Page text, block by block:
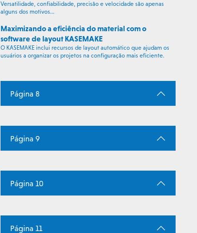
Versatilidade, confiabilidade, precisão e velocidade são apenas
alguns dos motivos...
Maximizando a eficiência do material com o
software de layout KASEMAKE
O KASEMAKE inclui recursos de layout automático que ajudam os
usuários a organizar os projetos na configuração mais eficiente.
Página 8
Página 9
Página 10
Página 11